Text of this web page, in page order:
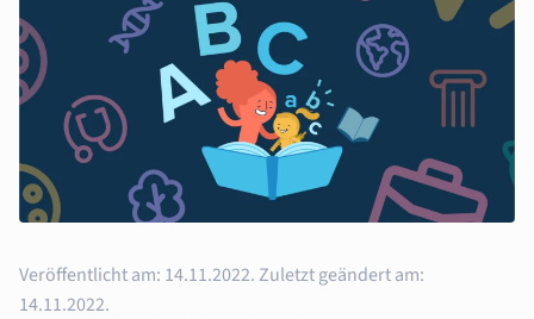
Veröffentlicht am: 14.11.2022.Zuletzt geändert am:
14.11.2022.